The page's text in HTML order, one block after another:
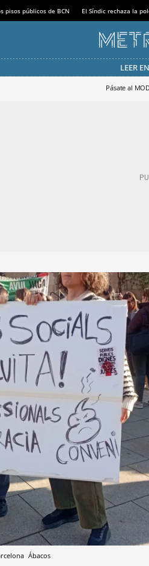
pisos públicos de BCN El Síndic rechaza la
LEER
Pásate al
Ábacos